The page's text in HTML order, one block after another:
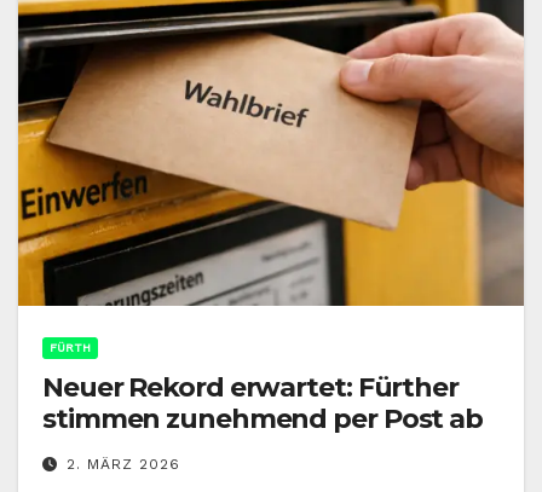
FÜRTH
Neuer Rekord erwartet: Fürther
stimmen zunehmend per Post ab
2. MÄRZ 2026